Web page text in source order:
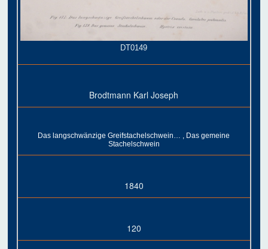
DT0149
Brodtmann Karl Joseph
Das langschwänzige Greifstachelschwein… , Das gemeine
Stachelschwein
1840
120